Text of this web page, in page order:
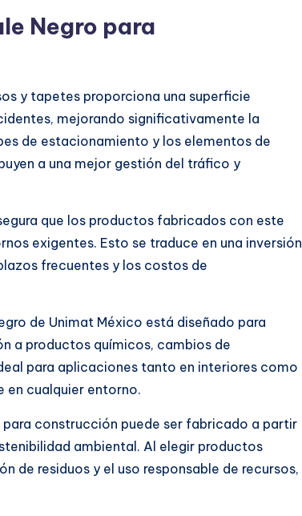
Negro para
y tapetes proporciona una superficie
mejorando significativamente la
de estacionamiento y los elementos de
a una mejor gestión del tráfico y
que los productos fabricados con este
exigentes. Esto se traduce en una inversión
frecuentes y los costos de
de Unimat México está diseñado para
a productos químicos, cambios de
para aplicaciones tanto en interiores como
en cualquier entorno.
para construcción puede ser fabricado a partir
ambiental. Al elegir productos
de residuos y el uso responsable de recursos,